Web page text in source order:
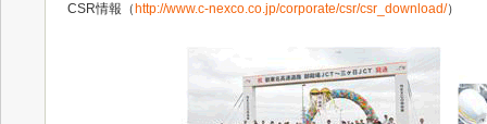
CSR情報（ http://www.c-nexco.co.jp/corporate/csr/csr_download/）